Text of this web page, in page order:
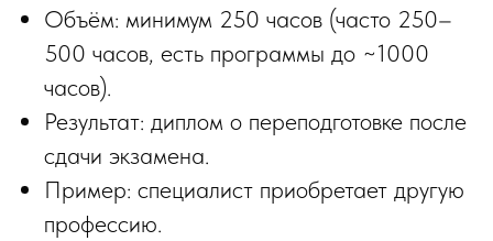
Объём: минимум 250 часов (часто 250–
500 часов, есть программы до ~1000
часов).
Результат: диплом о переподготовке после
сдачи экзамена.
Пример: специалист приобретает другую
профессию.